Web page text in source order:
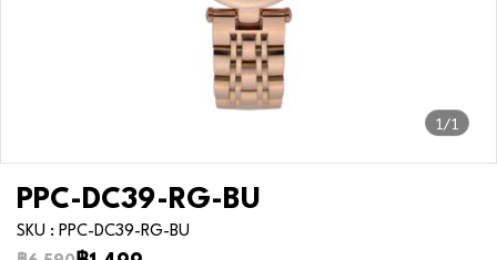
1/1
PPC-DC39-RG-BU
SKU : PPC-DC39-RG-BU